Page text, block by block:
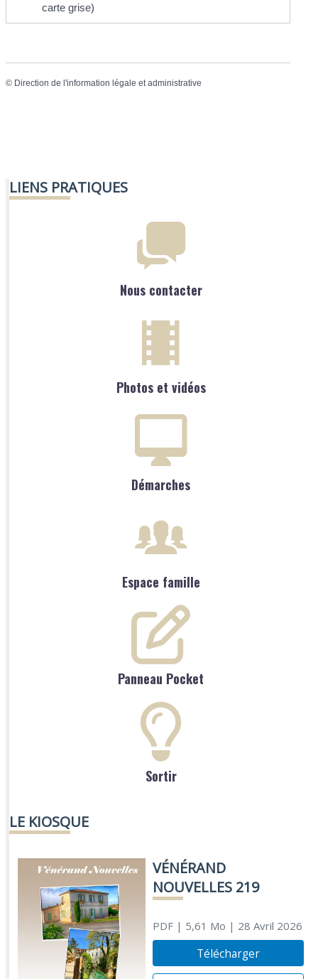
carte grise)
© Direction de l'information légale et administrative
LIENS PRATIQUES
Nous contacter
Photos et vidéos
Démarches
Espace famille
Panneau Pocket
Sortir
LE KIOSQUE
VÉNÉRAND
NOUVELLES 219
PDF| 5,61 Mo | 28 Avril 2026
Télécharger